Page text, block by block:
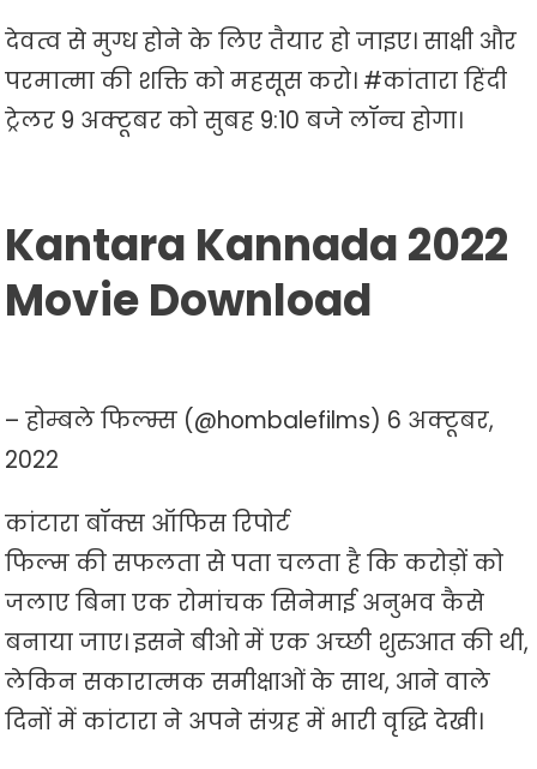
देवत्व से मुग्ध होने के लिए तैयार हो जाइए। साक्षी और
परमात्मा की शक्ति को महसूस करो। #कांतारा हिंदी
ट्रेलर 9 अक्टूबर को सुबह 9:10 बजे लॉन्च होगा।
Kantara Kannada 2022
Movie Download
– होम्बले फिल्म्स (@hombalefilms) 6 अक्टूबर,
2022
कांटारा बॉक्स ऑफिस रिपोर्ट
फिल्म की सफलता से पता चलता है कि करोड़ों को
जलाए बिना एक रोमांचक सिनेमाई अनुभव कैसे
बनाया जाए। इसने बीओ में एक अच्छी शुरुआत की थी,
लेकिन सकारात्मक समीक्षाओं के साथ, आने वाले
दिनों में कांटारा ने अपने संग्रह में भारी वृद्धि देखी।